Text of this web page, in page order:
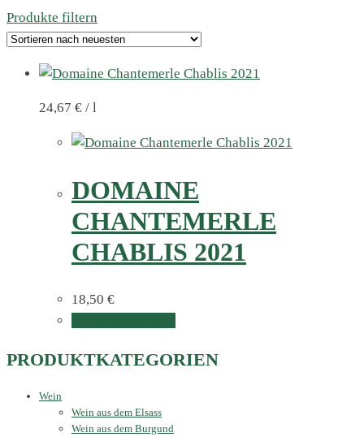
Produkte filtern
24,67 € / l
DOMAINE
CHANTEMERLE
CHABLIS 2021
18,50 €
PRODUKTKATEGORIEN
Wein
Wein aus dem Elsass
Wein aus dem Burgund